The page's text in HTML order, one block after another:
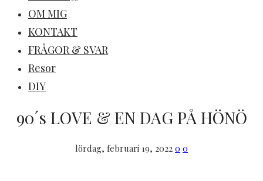
OM MIG
KONTAKT
FRÅGOR & SVAR
Resor
DIY
90´s LOVE & EN DAG PÅ HÖNÖ
lördag, februari 19, 2022 0 0